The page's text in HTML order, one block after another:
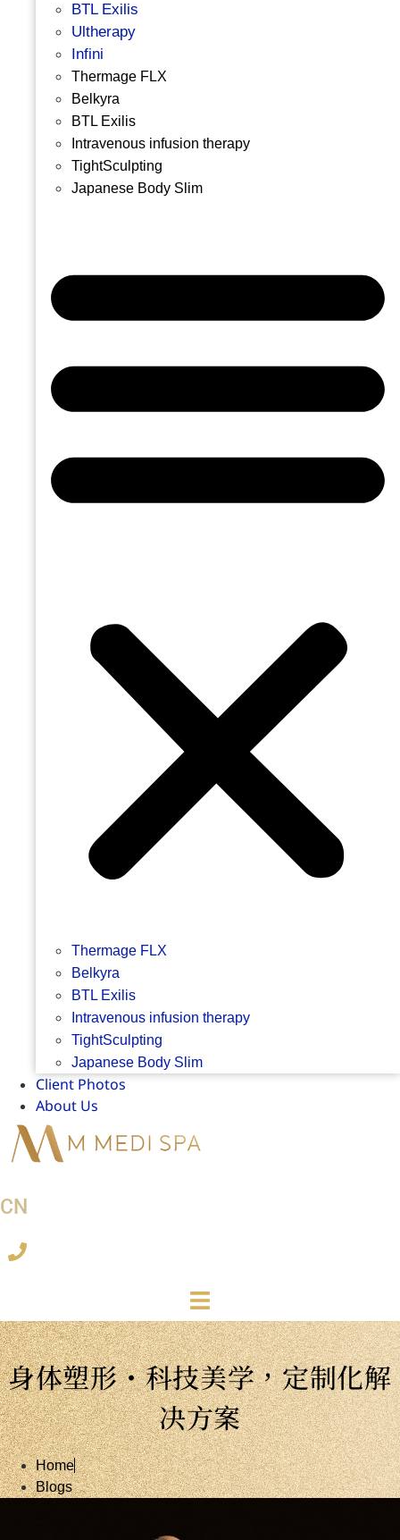
BTL Exilis
Ultherapy
Infini
Thermage FLX
Belkyra
BTL Exilis
Intravenous infusion therapy
TightSculpting
Japanese Body Slim
Thermage FLX
Belkyra
BTL Exilis
Intravenous infusion therapy
TightSculpting
Japanese Body Slim
Client Photos
About Us
CN
身体塑形・科技美学，定制化解
决方案
Home
Blogs